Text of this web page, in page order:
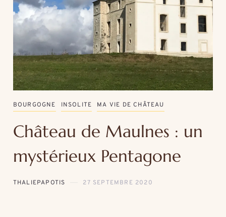
BOURGOGNE INSOLITE MA VIE DE CHÂTEAU
Château de Maulnes : un
mystérieux Pentagone
THALIEPAPOTIS 27 SEPTEMBRE 2020